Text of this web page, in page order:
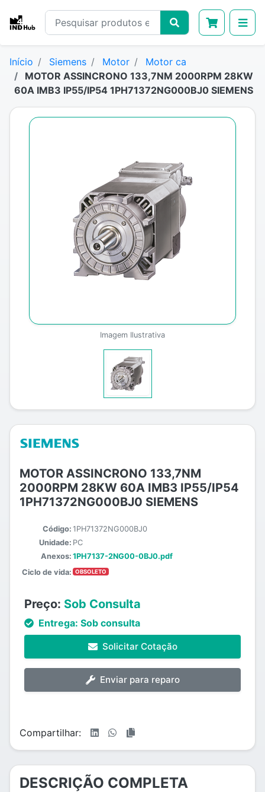
Início Siemens Motor
Motor ca
MOTOR ASSINCRONO 133,7NM 2000RPM 28KW
60A IMB3 IP55/IP54 1PH71372NG000BJ0 SIEMENS
Imagem Ilustrativa
MOTOR ASSINCRONO 133,7NM
2000RPM 28KW 60A IMB3 IP55/IP54
1PH71372NG000BJ0 SIEMENS
Código: 1PH71372NG000BJ0
Unidade: PC
Anexos: 1PH7137-2NG00-0BJ0.pdf
Ciclo de vida:
OBSOLETO
Preço: Sob Consulta
Entrega: Sob consulta
Solicitar Cotação
Enviar para reparo
Compartilhar:
DESCRIÇÃO COMPLETA